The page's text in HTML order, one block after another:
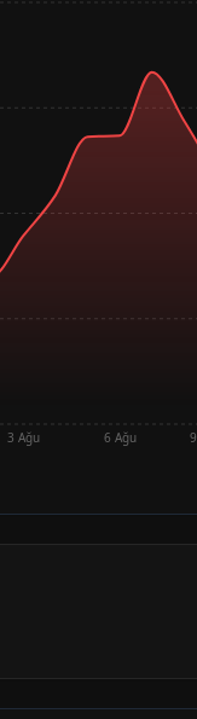
3 Ağu 6 Ağu